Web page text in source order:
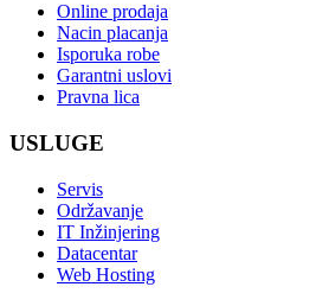
Online prodaja
Nacin placanja
Isporuka robe
Garantni uslovi
Pravna lica
USLUGE
Servis
Održavanje
IT Inžinjering
Datacentar
Web Hosting